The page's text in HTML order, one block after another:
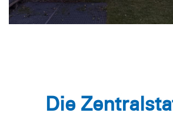
Die